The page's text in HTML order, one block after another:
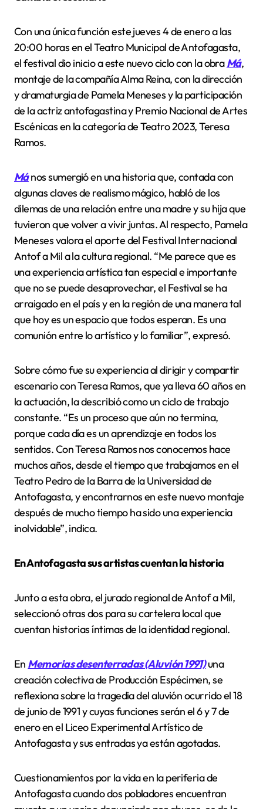
Con una única función este jueves 4 de enero a las
20:00 horas en el Teatro Municipal de Antofagasta,
el festival dio inicio a este nuevo ciclo con la obraMá,
montaje de la compañía Alma Reina, con la dirección
y dramaturgia de Pamela Meneses y la participación
de la actriz antofagastina y Premio Nacional de Artes
Escénicas en la categoría de Teatro 2023, Teresa
Ramos.
Mános sumergió en una historia que, contada con
algunas claves de realismo mágico, habló de los
dilemas de una relación entre una madre y su hija que
tuvieron que volver a vivir juntas. Al respecto, Pamela
Meneses valora el aporte del Festival Internacional
Antof a Mil a la cultura regional. “Me parece que es
una experiencia artística tan especial e importante
que no se puede desaprovechar, el Festival se ha
arraigado en el país y en la región de una manera tal
que hoy es un espacio que todos esperan. Es una
comunión entre lo artístico y lo familiar”, expresó.
Sobre cómo fue su experiencia al dirigir y compartir
escenario con Teresa Ramos, que ya lleva 60 años en
la actuación, la describió como un ciclo de trabajo
constante. “Es un proceso que aún no termina,
porque cada día es un aprendizaje en todos los
sentidos. Con Teresa Ramos nos conocemos hace
muchos años, desde el tiempo que trabajamos en el
Teatro Pedro de la Barra de la Universidad de
Antofagasta, y encontrarnos en este nuevo montaje
después de mucho tiempo ha sido una experiencia
inolvidable”, indica.
En Antofagasta sus artistas cuentan la historia
Junto a esta obra, el jurado regional de Antof a Mil,
seleccionó otras dos para su cartelera local que
cuentan historias íntimas de la identidad regional.
En Memorias desenterradas (Aluvión 1991)una
creación colectiva de Producción Espécimen, se
reflexiona sobre la tragedia del aluvión ocurrido el 18
de junio de 1991 y cuyas funciones serán el 6 y 7 de
enero en el Liceo Experimental Artístico de
Antofagasta y sus entradas ya están agotadas.
Cuestionamientos por la vida en la periferia de
Antofagasta cuando dos pobladores encuentran